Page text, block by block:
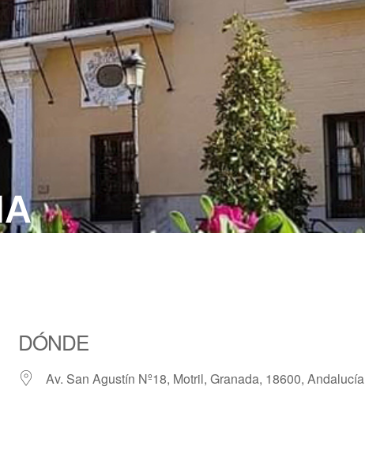
DÓNDE
Av. San Agustín Nº18, Motril, Granada, 18600, Andalucía